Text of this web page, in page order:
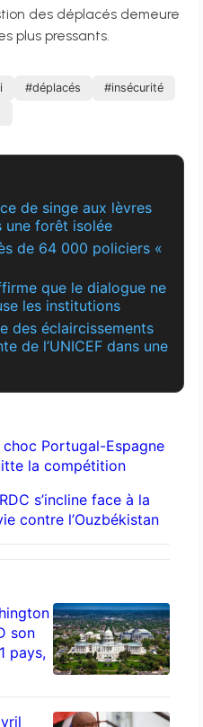
des déplacés demeure
plus pressants.
#déplacés
#insécurité
de singe aux lèvres
une forêt isolée
de 64 000 policiers «
que le dialogue ne
les institutions
des éclaircissements
de l’UNICEF dans une
Portugal-Espagne
la compétition
s’incline face à la
contre l’Ouzbékistan
son
pays,